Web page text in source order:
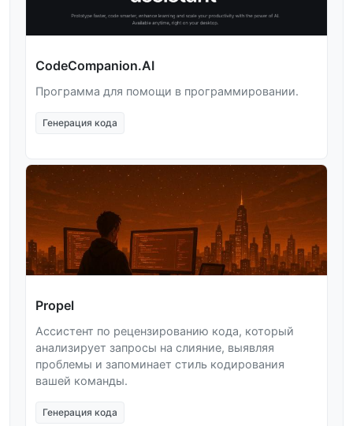
CodeCompanion.AI
Программа для помощи в программировании.
Генерация кода
Propel
Ассистент по рецензированию кода, который
анализирует запросы на слияние, выявляя
проблемы и запоминает стиль кодирования
вашей команды.
Генерация кода